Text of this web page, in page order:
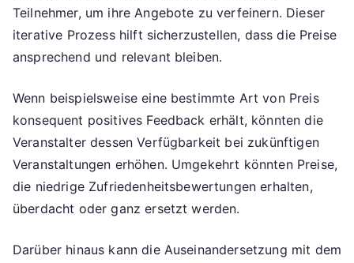
Teilnehmer, um ihre Angebote zu verfeinern. Dieser
iterative Prozess hilft sicherzustellen, dass die Preise
ansprechend und relevant bleiben.
Wenn beispielsweise eine bestimmte Art von Preis
konsequent positives Feedback erhält, könnten die
Veranstalter dessen Verfügbarkeit bei zukünftigen
Veranstaltungen erhöhen. Umgekehrt könnten Preise,
die niedrige Zufriedenheitsbewertungen erhalten,
überdacht oder ganz ersetzt werden.
Darüber hinaus kann die Auseinandersetzung mit dem